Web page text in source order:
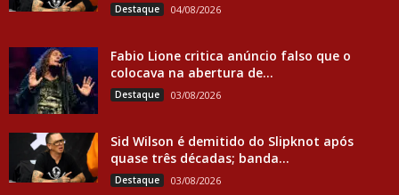
Destaque 04/08/2026
Fabio Lione critica anúncio falso que o
colocava na abertura de...
Destaque 03/08/2026
Sid Wilson é demitido do Slipknot após
quase três décadas; banda...
Destaque 03/08/2026